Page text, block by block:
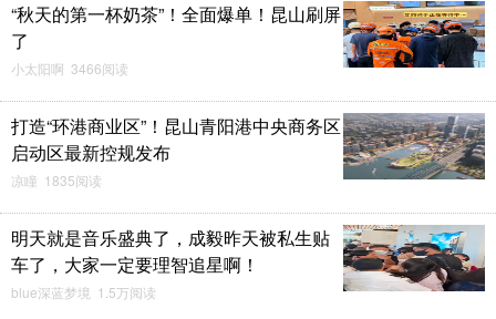
“秋天的第一杯奶茶”！全面爆单！昆山刷屏
了
小太阳啊 3466阅读
打造“环港商业区”！昆山青阳港中央商务区
启动区最新控规发布
凉瞳 1835阅读
明天就是音乐盛典了，成毅昨天被私生贴
车了，大家一定要理智追星啊！
blue深蓝梦境 1.5万阅读